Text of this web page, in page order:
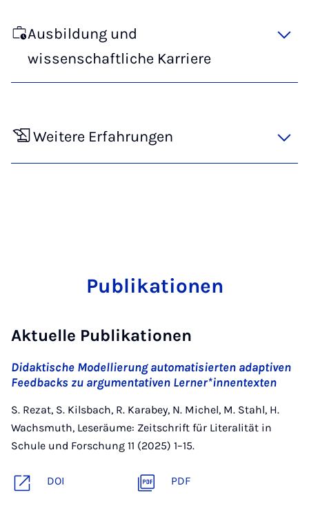
Ausbildung und
wissenschaftliche Karriere
Weitere Erfahrungen
Publikationen
Aktuelle Publikationen
Didaktische Modellierung automatisierten adaptiven
Feedbacks zu argumentativen Lerner*innentexten
S. Rezat, S. Kilsbach, R. Karabey, N. Michel, M. Stahl, H.
Wachsmuth, Leseräume: Zeitschrift für Literalität in
Schule und Forschung 11 (2025) 1–15.
DOI PDF